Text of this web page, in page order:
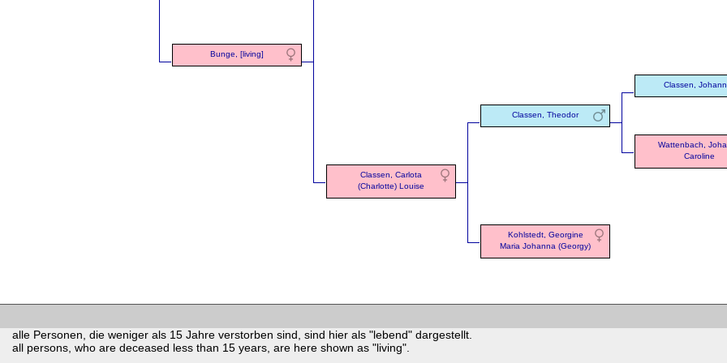
Bunge, [living]
Classen, Carlota
(Charlotte) Louise
Classen, Theodor
Classen,
Wattenbach,
Caroline
Kohlstedt, Georgine
Maria Johanna (Georgy)
alle Personen, die weniger als 15 Jahre verstorben sind, sind hier als "lebend" dargestellt.
all persons, who are deceased less than 15 years, are here shown as "living".